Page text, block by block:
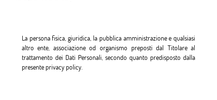
La persona fisica, giuridica, la pubblica amministrazione e qualsiasi
altro ente, associazione od organismo preposti dal Titolare al
trattamento dei Dati Personali, secondo quanto predisposto dalla
presente privacy policy.